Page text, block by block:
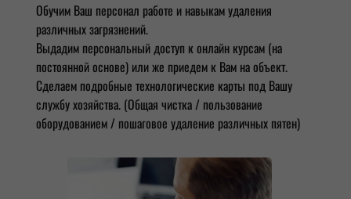
Обучим Ваш персонал работе и навыкам удаления
различных загрязнений.
Выдадим персональный доступ к онлайн курсам (на
постоянной основе) или же приедем к Вам на объект.
Сделаем подробные технологические карты под Вашу
службу хозяйства. (Общая чистка / пользование
оборудованием / пошаговое удаление различных пятен)